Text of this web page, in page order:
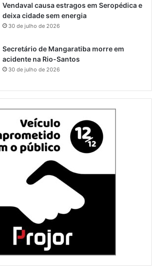
Vendaval causa estragos em Seropédica e
deixa cidade sem energia
30 de julho de 2026
Secretário de Mangaratiba morre em
acidente na Rio-Santos
30 de julho de 2026